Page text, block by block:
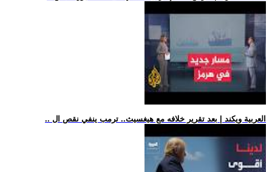
.. العربية ويكند | بعد تقرير خلافه مع هيغسيث.. ترمب ينفي نقص ال